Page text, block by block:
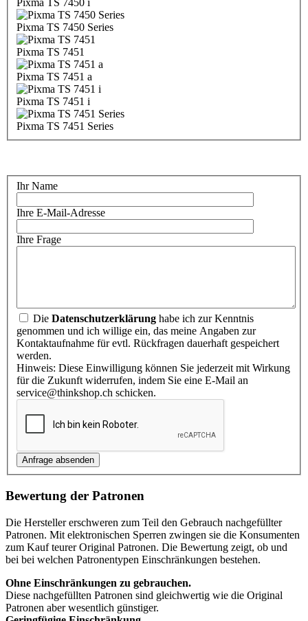
Pixma TS 7450 Series
Pixma TS 7451
Pixma TS 7451 a
Pixma TS 7451 i
Pixma TS 7451 Series
Ihr Name
Ihre E-Mail-Adresse
Ihre Frage
Die Datenschutzerklärung habe ich zur Kenntnis
genommen und ich willige ein, das meine Angaben zur
Kontaktaufnahme für evtl. Rückfragen dauerhaft gespeichert
werden.
Hinweis: Diese Einwilligung können Sie jederzeit mit Wirkung
für die Zukunft widerrufen, indem Sie eine E-Mail an
service@thinkshop.ch schicken.
Bewertung der Patronen
Die Hersteller erschweren zum Teil den Gebrauch nachgefüllter
Patronen. Mit elektronischen Sperren zwingen sie die Konsumenten
zum Kauf teurer Original Patronen. Die Bewertung zeigt, ob und
bei bei welchen Patronentypen Einschränkungen bestehen.
Ohne Einschränkungen zu gebrauchen.
Diese nachgefüllten Patronen sind gleichwertig wie die Original
Patronen aber wesentlich günstiger.